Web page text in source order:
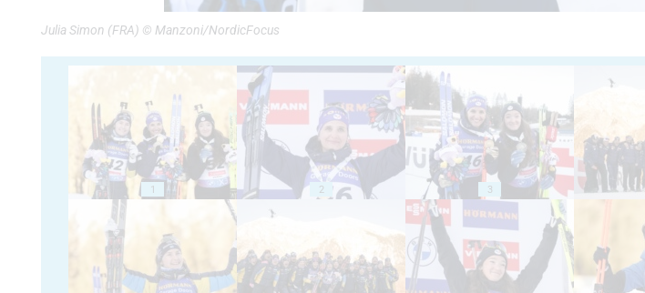
Julia Simon (FRA) © Manzoni/NordicFocus
1 2 3